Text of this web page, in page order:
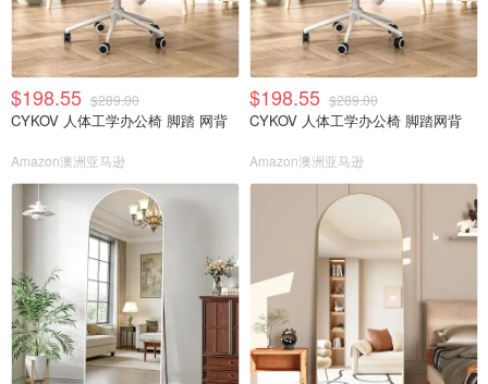
$198.55 $289.00
CYKOV 人体工学办公椅 脚踏 网背
Amazon澳洲亚马逊
$198.55 $289.00
CYKOV 人体工学办公椅 脚踏网背
Amazon澳洲亚马逊